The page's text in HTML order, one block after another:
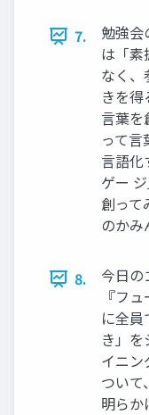
7.
勉強会
は「素
なく、
きを得
言葉を
って
言語化
ゲー
創って
のか
8.
今日の
『フ
に全
き」を
イニン
ついて
明らか